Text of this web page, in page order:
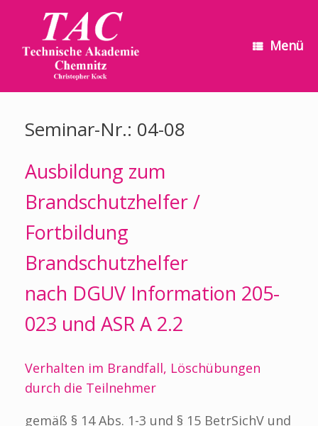
Menü
Seminar-Nr.: 04-08
Ausbildung zum
Brandschutzhelfer /
Fortbildung
Brandschutzhelfer
nach DGUV Information 205-
023 und ASR A 2.2
Verhalten im Brandfall, Löschübungen
durch die Teilnehmer
gemäß § 14 Abs. 1-3 und § 15 BetrSichV und